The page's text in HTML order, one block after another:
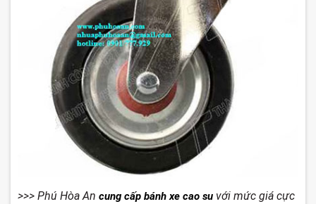
>>> Phú Hòa An cung cấp bánh xe cao su với mức giá cực